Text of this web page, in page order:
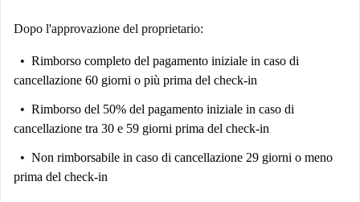
Dopo l'approvazione del proprietario:
Rimborso completo del pagamento iniziale in caso di
cancellazione 60 giorni o più prima del check-in
Rimborso del 50% del pagamento iniziale in caso di
cancellazione tra 30 e 59 giorni prima del check-in
Non rimborsabile in caso di cancellazione 29 giorni o meno
prima del check-in